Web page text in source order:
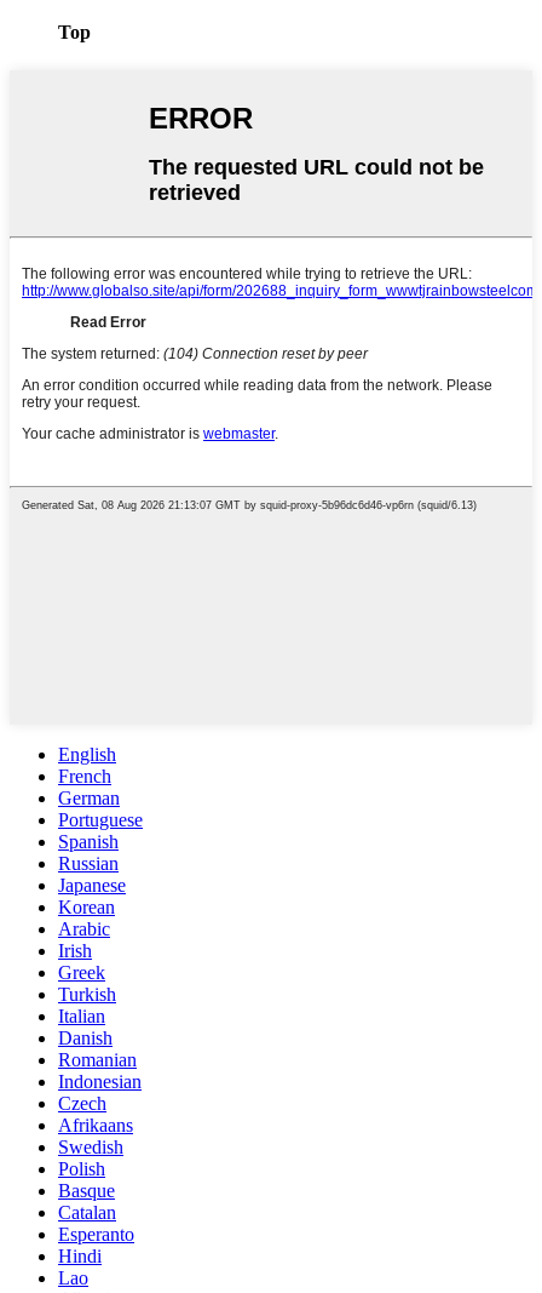
Top
English
French
German
Portuguese
Spanish
Russian
Japanese
Korean
Arabic
Irish
Greek
Turkish
Italian
Danish
Romanian
Indonesian
Czech
Afrikaans
Swedish
Polish
Basque
Catalan
Esperanto
Hindi
Lao